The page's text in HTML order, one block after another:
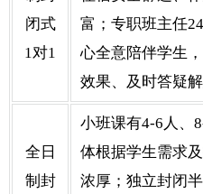
闭式
1对1
富；专职班主任
心全意陪伴学生
效果、及时答疑解
全日
制封
小班课有4-6人、
体根据学生需求
浓厚；独立封闭